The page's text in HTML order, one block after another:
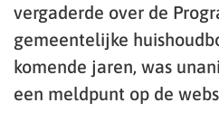
vergaderde over de
gemeentelijke
komende jaren, was
een meldpunt op de